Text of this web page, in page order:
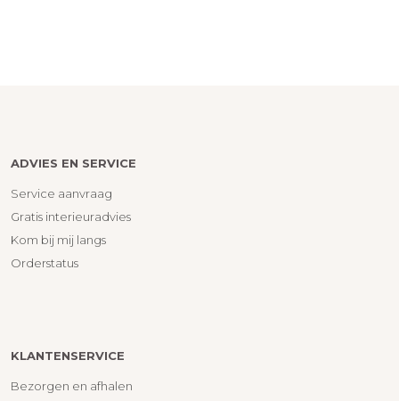
ADVIES EN SERVICE
Service aanvraag
Gratis interieuradvies
Kom bij mij langs
Orderstatus
KLANTENSERVICE
Bezorgen en afhalen